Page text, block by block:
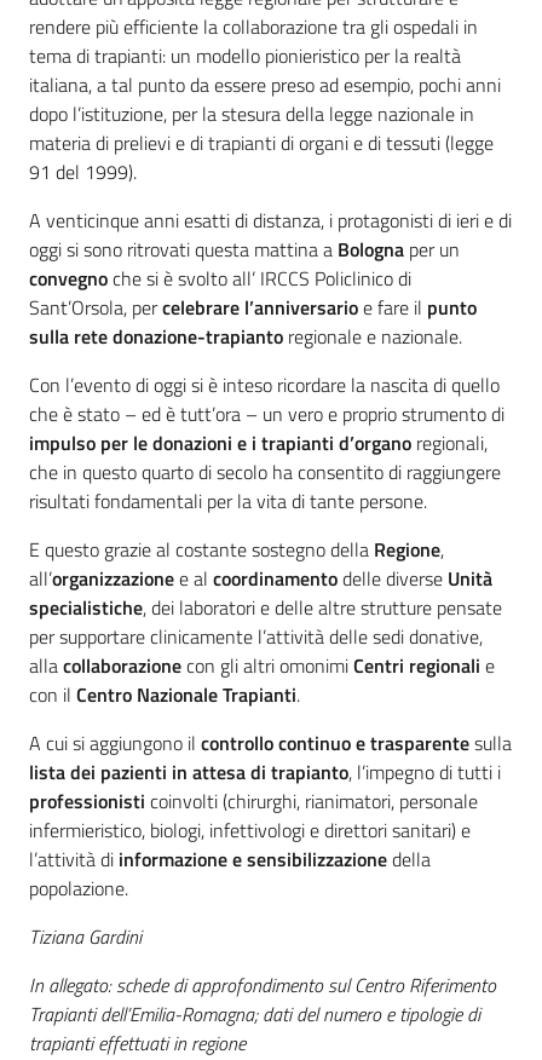
rendere più efficiente la collaborazione tra gli ospedali in
tema di trapianti: un modello pionieristico per la realtà
italiana, a tal punto da essere preso ad esempio, pochi anni
dopo l’istituzione, per la stesura della legge nazionale in
materia di prelievi e di trapianti di organi e di tessuti (legge
91 del 1999).
A venticinque anni esatti di distanza, i protagonisti di ieri e di
oggi si sono ritrovati questa mattina a Bologna per un
convegnoche si è svolto all’ IRCCS Policlinico di
Sant’Orsola, percelebrare l’anniversarioe fare il punto
sulla rete donazione-trapianto regionale e nazionale.
Con l’evento di oggi si è inteso ricordare la nascita di quello
che è stato – ed è tutt’ora – un vero e proprio strumento di
impulso per le donazioni e i trapianti d’organo regionali,
che in questo quarto di secolo ha consentito di raggiungere
risultati fondamentali per la vita di tante persone.
E questo grazie al costante sostegno della Regione,
all’organizzazionee al coordinamentodelle diverse Unità
specialistiche, dei laboratori e delle altre strutture pensate
per supportare clinicamente l’attività delle sedi donative,
allacollaborazionecon gli altri omonimiCentri regionali e
con il Centro Nazionale Trapianti.
A cui si aggiungono il controllo continuo e trasparentesulla
lista dei pazienti in attesa di trapianto, l’impegno di tutti i
professionisti coinvolti (chirurghi, rianimatori, personale
infermieristico, biologi, infettivologi e direttori sanitari) e
l’attività di informazione e sensibilizzazionedella
popolazione.
Tiziana Gardini
In allegato: schede di approfondimento sul Centro Riferimento
Trapianti dell’Emilia-Romagna; dati del numero e tipologie di
trapianti effettuati in regione